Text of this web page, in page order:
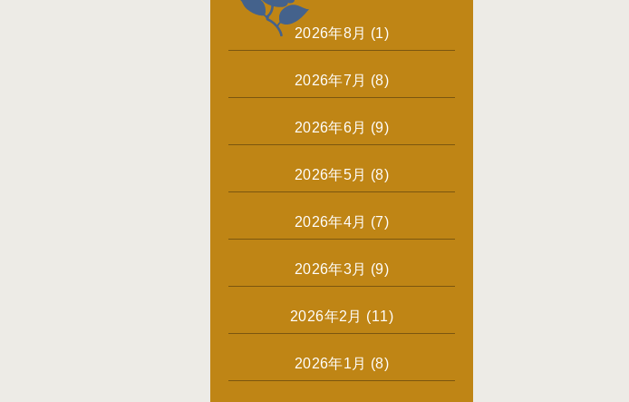
2026年8月 (1)
2026年7月 (8)
2026年6月 (9)
2026年5月 (8)
2026年4月 (7)
2026年3月 (9)
2026年2月 (11)
2026年1月 (8)